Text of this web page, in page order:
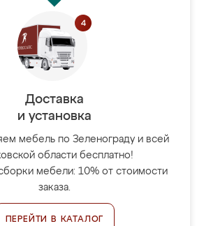
Доставка
и установка
мебель по Зеленограду и всей
области бесплатно!
мебели: 10% от стоимости
заказа.
ПЕРЕЙТИ В КАТАЛОГ